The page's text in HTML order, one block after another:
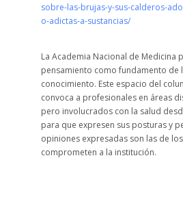
sobre-las-brujas-y-sus-calderos-
o-adictas-a-sustancias/
La Academia Nacional de Medicina
pensamiento como fundamento de
conocimiento. Este espacio del
convoca a profesionales en áreas
pero involucrados con la salud
para que expresen sus posturas y
opiniones expresadas son las de
comprometen a la institución.